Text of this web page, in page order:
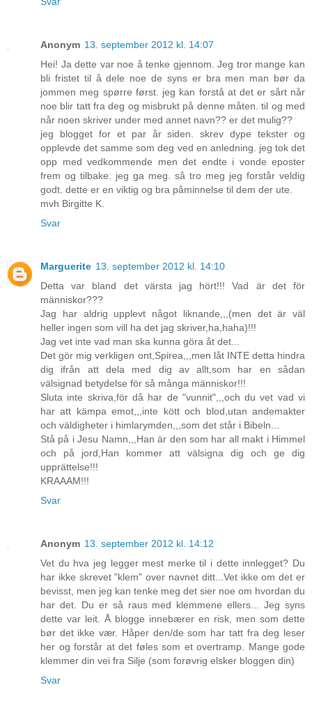
Anonym 13. september 2012 kl. 14:07
Hei! Ja dette var noe å tenke gjennom. Jeg tror mange kan
bli fristet til å dele noe de syns er bra men man bør da
jommen meg spørre først. jeg kan forstå at det er sårt når
noe blir tatt fra deg og misbrukt på denne måten. til og med
når noen skriver under med annet navn?? er det mulig??
jeg blogget for et par år siden. skrev dype tekster og
opplevde det samme som deg ved en anledning. jeg tok det
opp med vedkommende men det endte i vonde eposter
frem og tilbake. jeg ga meg. så tro meg jeg forstår veldig
godt. dette er en viktig og bra påminnelse til dem der ute.
mvh Birgitte K.
Svar
Marguerite 13. september 2012 kl. 14:10
Detta var bland det värsta jag hört!!! Vad är det för
människor???
Jag har aldrig upplevt något liknande,,,(men det är väl
heller ingen som vill ha det jag skriver,ha,haha)!!!
Jag vet inte vad man ska kunna göra åt det...
Det gör mig verkligen ont,Spirea,,,men låt INTE detta hindra
dig ifrån att dela med dig av allt,som har en sådan
välsignad betydelse för så många människor!!!
Sluta inte skriva,för då har de "vunnit",,,och du vet vad vi
har att kämpa emot,,,inte kött och blod,utan andemakter
och väldigheter i himlarymden,,,som det står i Bibeln...
Stå på i Jesu Namn,,,Han är den som har all makt i Himmel
och på jord,Han kommer att välsigna dig och ge dig
upprättelse!!!
KRAAAM!!!
Svar
Anonym 13. september 2012 kl. 14:12
Vet du hva jeg legger mest merke til i dette innlegget? Du
har ikke skrevet "klem" over navnet ditt...Vet ikke om det er
bevisst, men jeg kan tenke meg det sier noe om hvordan du
har det. Du er så raus med klemmene ellers... Jeg syns
dette var leit. Å blogge innebærer en risk, men som dette
bør det ikke vær. Håper den/de som har tatt fra deg leser
her og forstår at det føles som et overtramp. Mange gode
klemmer din vei fra Silje (som forøvrig elsker bloggen din)
Svar